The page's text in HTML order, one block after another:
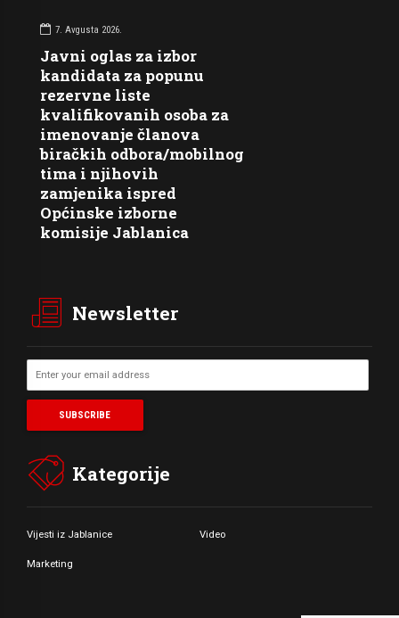
7. Avgusta 2026.
Javni oglas za izbor
kandidata za popunu
rezervne liste
kvalifikovanih osoba za
imenovanje članova
biračkih odbora/mobilnog
tima i njihovih
zamjenika ispred
Općinske izborne
komisije Jablanica
Newsletter
Kategorije
Vijesti iz Jablanice Video
Marketing